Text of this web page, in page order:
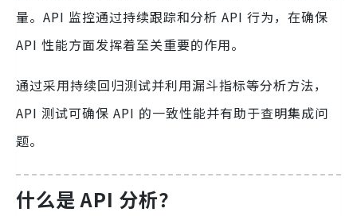
量。API 监控通过持续跟踪和分析 API 行为，在确保
API 性能方面发挥着至关重要的作用。
通过采用持续回归测试并利用漏斗指标等分析方法，
API 测试可确保 API 的一致性能并有助于查明集成问
题。
什么是 API 分析？